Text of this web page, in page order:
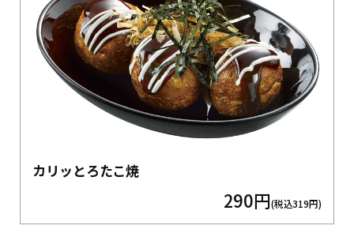
カリッとろたこ焼
290円(税込319円)